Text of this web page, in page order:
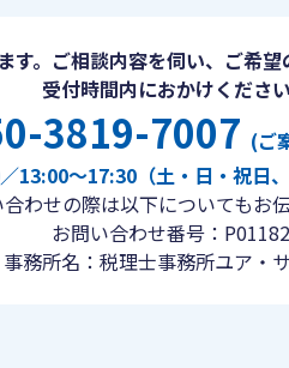
す。ご相談内容を伺い、ご希
受付時間内におかけください
3819-7007 (ご
13:00〜17:30（土・日・祝日
わせの際は以下についてもお
お問い合わせ番号：
事務所名：税理士事務所ユア・